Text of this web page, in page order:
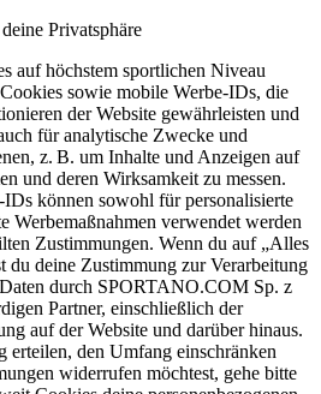
Privatsphäre
auf höchstem sportlichen Niveau
sowie mobile Werbe-IDs, die
der Website gewährleisten und
für analytische Zwecke und
z. B. um Inhalte und Anzeigen auf
und deren Wirksamkeit zu messen.
können sowohl für personalisierte
Werbemaßnahmen verwendet werden
Zustimmungen. Wenn du auf „Alles
du deine Zustimmung zur Verarbeitung
durch SPORTANO.COM Sp. z
Partner, einschließlich der
auf der Website und darüber hinaus.
erteilen, den Umfang einschränken
widerrufen möchtest, gehe bitte